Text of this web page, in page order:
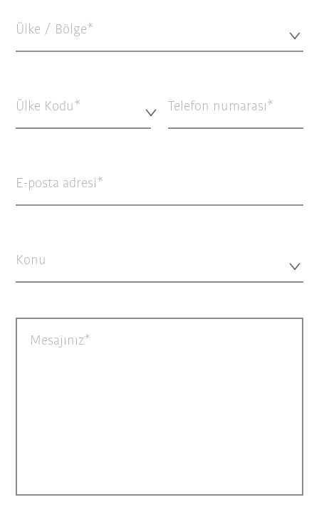
Ülke / Bölge*
Ülke Kodu* Telefon numarası
E-posta adresi
Konu
Mesajınız